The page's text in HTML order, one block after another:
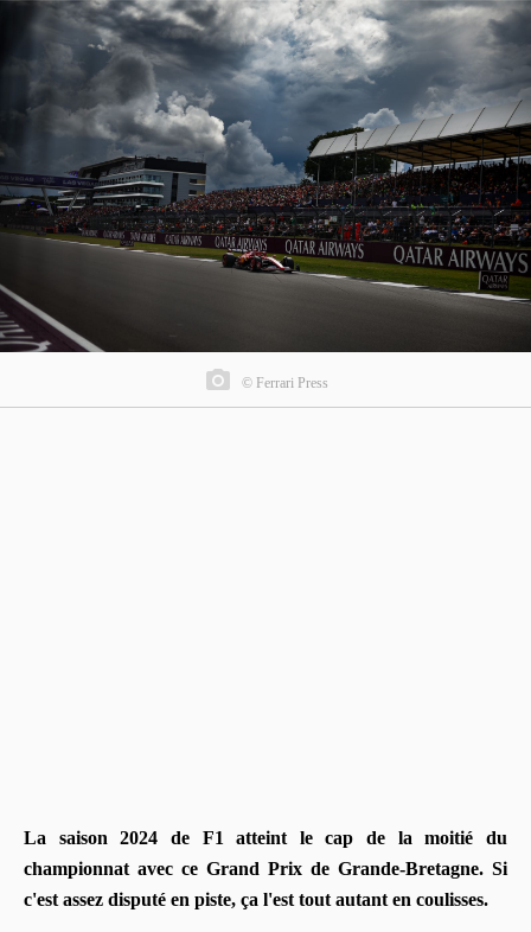
© Ferrari Press
La saison 2024 de F1 atteint le cap de la moitié du
championnat avec ce Grand Prix de Grande-Bretagne. Si
c'est assez disputé en piste, ça l'est tout autant en coulisses.